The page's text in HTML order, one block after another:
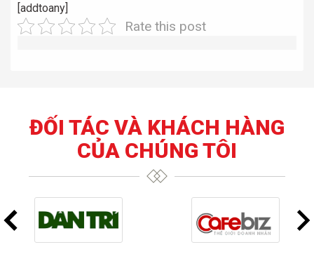
[addtoany]
Rate this post
ĐỐI TÁC VÀ KHÁCH HÀNG
CỦA CHÚNG TÔI